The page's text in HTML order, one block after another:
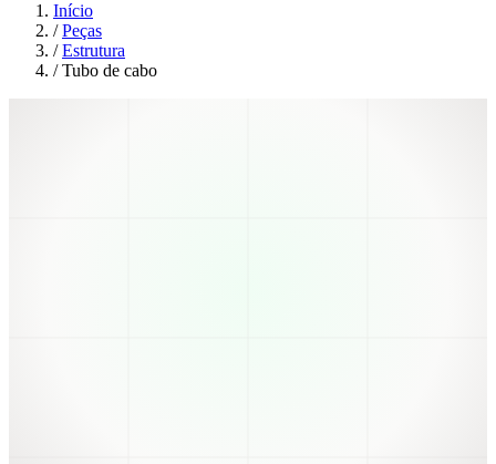
Início
/ Peças
/ Estrutura
/ Tubo de cabo